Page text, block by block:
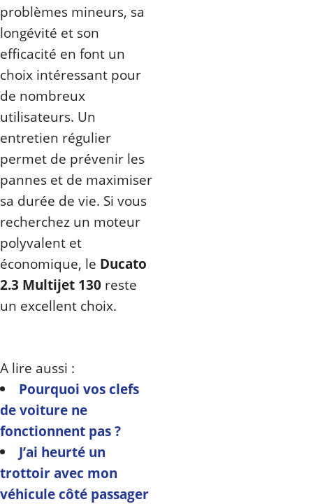
problèmes mineurs, sa
longévité et son
efficacité en font un
choix intéressant pour
de nombreux
utilisateurs. Un
entretien régulier
permet de prévenir les
pannes et de maximiser
sa durée de vie. Si vous
recherchez un moteur
polyvalent et
économique, le Ducato
2.3 Multijet 130 reste
un excellent choix.
A lire aussi :
Pourquoi vos clefs
de voiture ne
fonctionnent pas ?
J’ai heurté un
trottoir avec mon
véhicule côté passager